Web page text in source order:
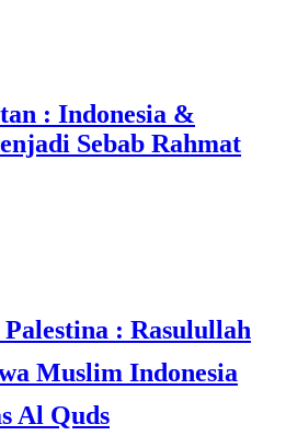
: Indonesia &
Sebab Rahmat
: Rasulullah
Al Quds